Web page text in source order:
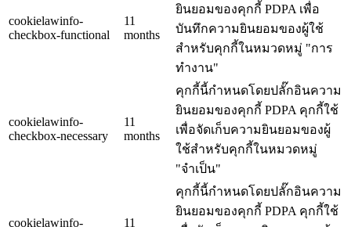
cookielawinfo-
checkbox-functional
11
months
ยินยอมของคุกกี้ PDPA เพื่อ
บันทึกความยินยอมของผู้ใช้
สำหรับคุกกี้ในหมวดหมู่ "การ
ทำงาน"
cookielawinfo-
checkbox-necessary
11
months
คุกกี้นี้กำหนดโดยปลั๊กอินความ
ยินยอมของคุกกี้ PDPA คุกกี้ใช้
เพื่อจัดเก็บความยินยอมของผู้
ใช้สำหรับคุกกี้ในหมวดหมู่
"จำเป็น"
cookielawinfo-
11
คุกกี้นี้กำหนดโดยปลั๊กอินความ
ยินยอมของคุกกี้ PDPA คุกกี้ใช้